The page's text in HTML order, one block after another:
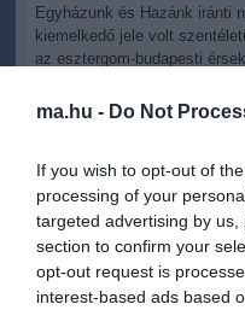
ma.hu - Do Not
If you wish to opt-out of
processing of your
targeted advertising by
section to confirm your
opt-out request is
interest-based ads based
Egyházunk és Hazánk iránti
kiemelkedő jele volt
az esztergom-budapesti érsek.
A rendelkezés szerint a
ig minden vasárnapi
Kapcsolódó írások: